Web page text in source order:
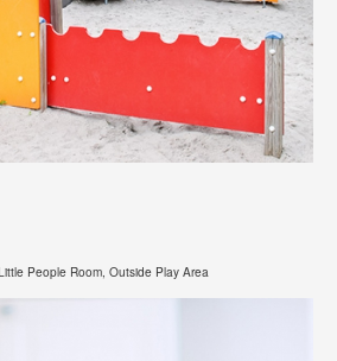
People Room, Outside Play Area